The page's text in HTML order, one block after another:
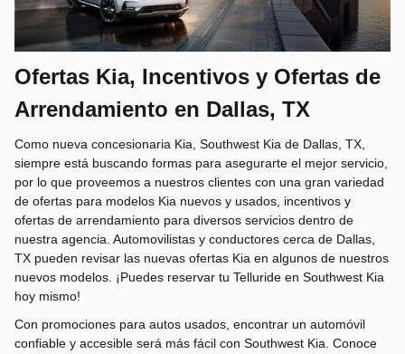
Ofertas Kia, Incentivos y Ofertas de
Arrendamiento en Dallas, TX
Como nueva concesionaria Kia, Southwest Kia de Dallas, TX,
siempre está buscando formas para asegurarte el mejor servicio,
por lo que proveemos a nuestros clientes con una gran variedad
de ofertas para modelos Kia nuevos y usados, incentivos y
ofertas de arrendamiento para diversos servicios dentro de
nuestra agencia. Automovilistas y conductores cerca de Dallas,
TX pueden revisar las nuevas ofertas Kia en algunos de nuestros
nuevos modelos. ¡Puedes reservar tu Telluride en Southwest Kia
hoy mismo!
Con promociones para autos usados, encontrar un automóvil
confiable y accesible será más fácil con Southwest Kia. Conoce